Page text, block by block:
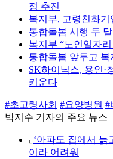
정 추진
복지부, 고령친화
통합돌봄 시행 두
복지부 “노인일자
통합돌봄 앞두고 복
SK하이닉스, 용인·
키운다
#초고령사회 #요양병원 #
박지수 기자의 주요 뉴스
⌞ ‘아파도 집에서 늙
이라 어려워